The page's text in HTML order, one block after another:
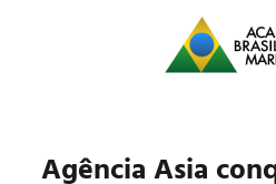
Agência Asia